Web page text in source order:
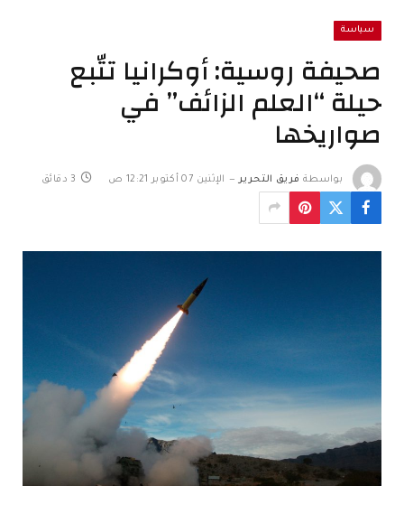
سياسة
صحيفة روسية: أوكرانيا تتّبع
حيلة “العلم الزائف” في
صواريخها
بواسطة فريق التحرير الإثنين 07 أكتوبر 12:21 ص 3 دقائق